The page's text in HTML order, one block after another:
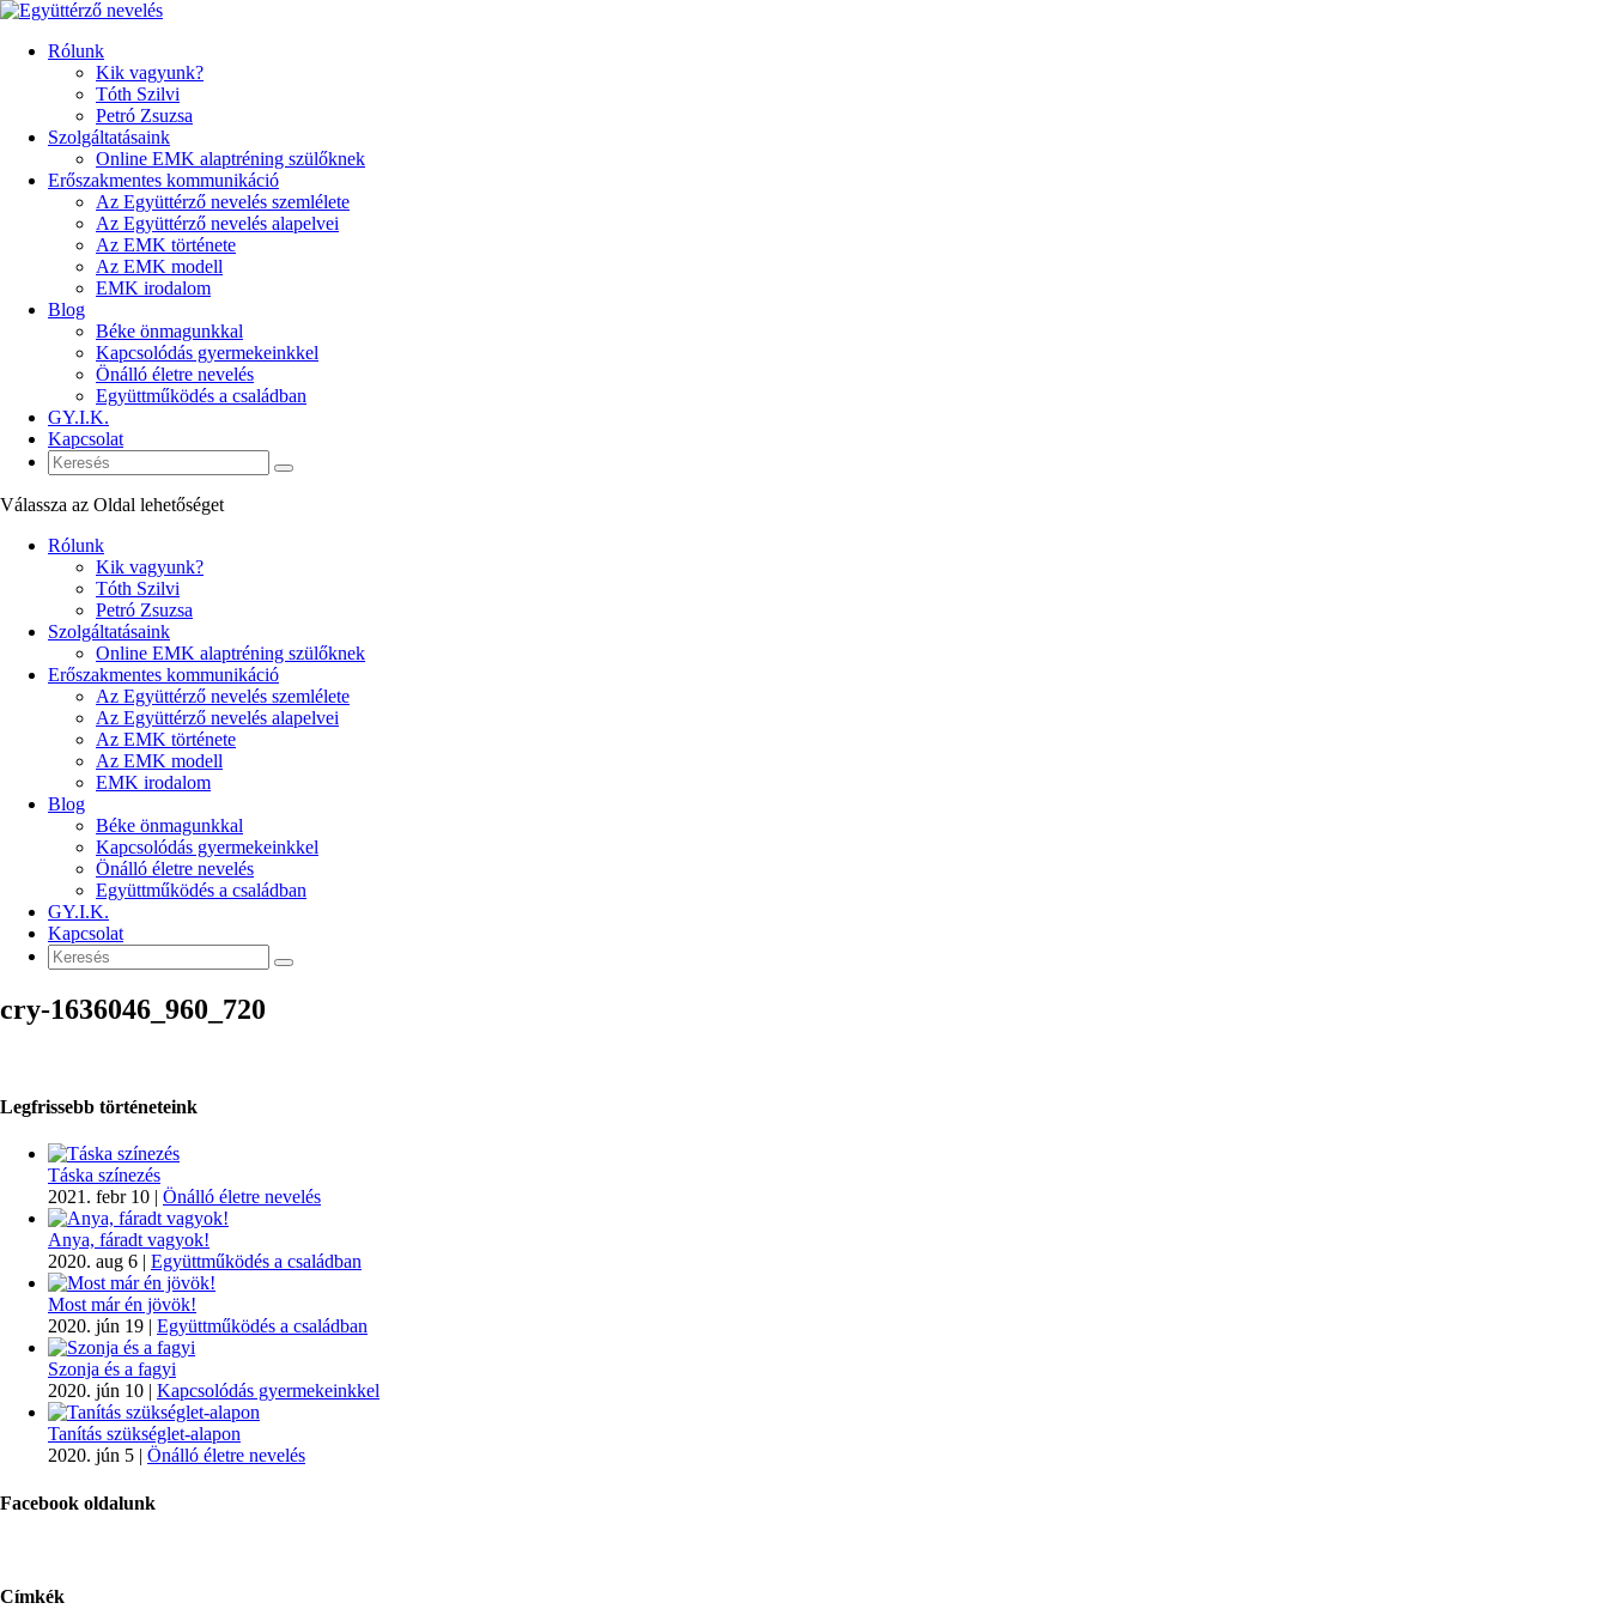
Rólunk
Kik vagyunk?
Tóth Szilvi
Petró Zsuzsa
Szolgáltatásaink
Online EMK alaptréning szülőknek
Erőszakmentes kommunikáció
Az Együttérző nevelés szemlélete
Az Együttérző nevelés alapelvei
Az EMK története
Az EMK modell
EMK irodalom
Blog
Béke önmagunkkal
Kapcsolódás gyermekeinkkel
Önálló életre nevelés
Együttműködés a családban
GY.I.K.
Kapcsolat
Válassza az Oldal lehetőséget
Rólunk
Kik vagyunk?
Tóth Szilvi
Petró Zsuzsa
Szolgáltatásaink
Online EMK alaptréning szülőknek
Erőszakmentes kommunikáció
Az Együttérző nevelés szemlélete
Az Együttérző nevelés alapelvei
Az EMK története
Az EMK modell
EMK irodalom
Blog
Béke önmagunkkal
Kapcsolódás gyermekeinkkel
Önálló életre nevelés
Együttműködés a családban
GY.I.K.
Kapcsolat
cry-1636046_960_720
Legfrissebb történeteink
Táska színezés
2021. febr 10 | Önálló életre nevelés
Anya, fáradt vagyok!
2020. aug 6 | Együttműködés a családban
Most már én jövök!
2020. jún 19 | Együttműködés a családban
Szonja és a fagyi
2020. jún 10 | Kapcsolódás gyermekeinkkel
Tanítás szükséglet-alapon
2020. jún 5 | Önálló életre nevelés
Facebook oldalunk
Címkék